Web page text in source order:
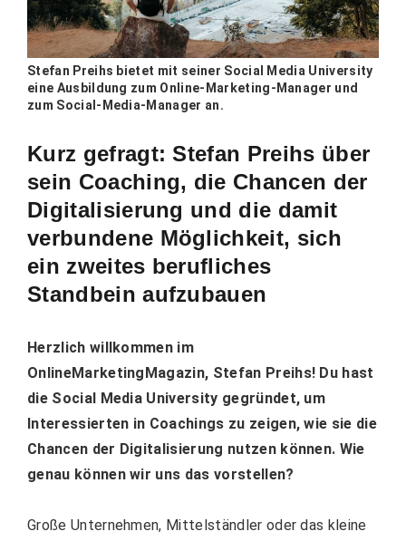
Stefan Preihs bietet mit seiner Social Media University
eine Ausbildung zum Online-Marketing-Manager und
zum Social-Media-Manager an.
Kurz gefragt: Stefan Preihs über
sein Coaching, die Chancen der
Digitalisierung und die damit
verbundene Möglichkeit, sich
ein zweites berufliches
Standbein aufzubauen
Herzlich willkommen im
OnlineMarketingMagazin, Stefan Preihs! Du hast
die Social Media University gegründet, um
Interessierten in Coachings zu zeigen, wie sie die
Chancen der Digitalisierung nutzen können. Wie
genau können wir uns das vorstellen?
Große Unternehmen, Mittelständler oder das kleine